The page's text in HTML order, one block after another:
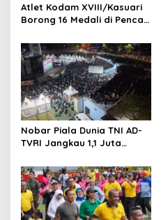
Atlet Kodam XVIII/Kasuari
Borong 16 Medali di Pencak
Barat Daya
Nobar Piala Dunia TNI AD-
TVRI Jangkau 1,1 Juta
Terdongkrak